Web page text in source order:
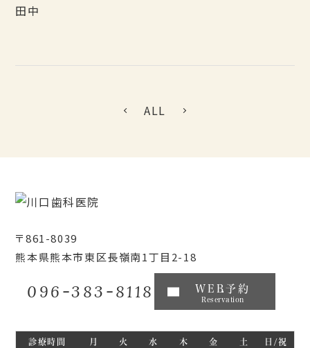
田中
ALL
〒861-8039
熊本県熊本市東区長嶺南1丁目2-18
096-383-8118 WEB予約
Reservation
診療時間 月 火 水 木 金 土 日/祝